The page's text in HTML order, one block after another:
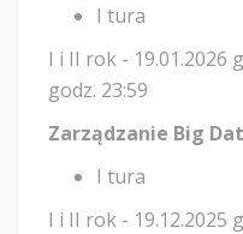
I tura
I i II rok - 19.01.2026
godz. 23:59
Zarządzanie Big
I tura
I i II rok - 19.12.2025